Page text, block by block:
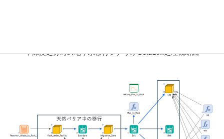
中深度処分時の地下水移行シナリオGoldSim処理概略図